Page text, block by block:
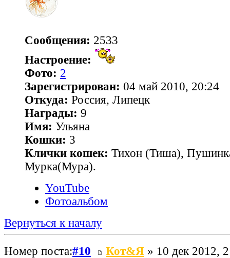
Сообщения: 2533
Настроение:
Фото: 2
Зарегистрирован: 04 май 2010, 20:24
Откуда: Россия, Липецк
Награды: 9
Имя: Ульяна
Кошки: 3
Клички кошек: Тихон (Тиша),
Мурка(Мура).
YouTube
Фотоальбом
Вернуться к началу
Номер поста:#10 Кот&Я » 10 дек 2012,